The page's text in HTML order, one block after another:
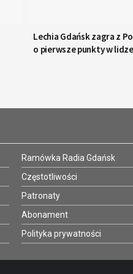
Lechia Gdańsk zagra z
o pierwsze punkty w lidze
Ramówka Radia Gdańsk
Częstotliwości
Patronaty
Abonament
Polityka prywatności